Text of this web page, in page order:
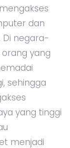
dan
Di negara-
yang
sehingga
yang tinggi
menjadi